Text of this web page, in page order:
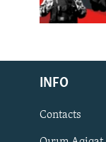
Русский
Українською
QOŞULIÑIZ!
INFO
Contacts